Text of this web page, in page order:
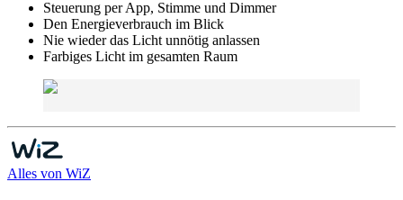
Steuerung per App, Stimme und Dimmer
Den Energieverbrauch im Blick
Nie wieder das Licht unnötig anlassen
Farbiges Licht im gesamten Raum
Alles von WiZ